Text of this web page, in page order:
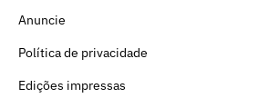
Anuncie
Política de privacidade
Edições impressas